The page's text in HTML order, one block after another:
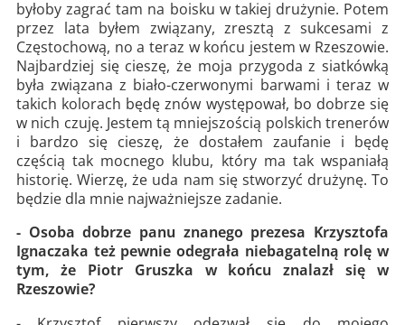
byłoby zagrać tam na boisku w takiej drużynie. Potem
przez lata byłem związany, zresztą z sukcesami z
Częstochową, no a teraz w końcu jestem w Rzeszowie.
Najbardziej się cieszę, że moja przygoda z siatkówką
była związana z biało-czerwonymi barwami i teraz w
takich kolorach będę znów występował, bo dobrze się
w nich czuję. Jestem tą mniejszością polskich trenerów
i bardzo się cieszę, że dostałem zaufanie i będę
częścią tak mocnego klubu, który ma tak wspaniałą
historię. Wierzę, że uda nam się stworzyć drużynę. To
będzie dla mnie najważniejsze zadanie.
- Osoba dobrze panu znanego prezesa Krzysztofa
Ignaczaka też pewnie odegrała niebagatelną rolę w
tym, że Piotr Gruszka w końcu znalazł się w
Rzeszowie?